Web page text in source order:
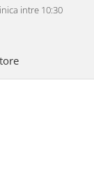
intre 10:30